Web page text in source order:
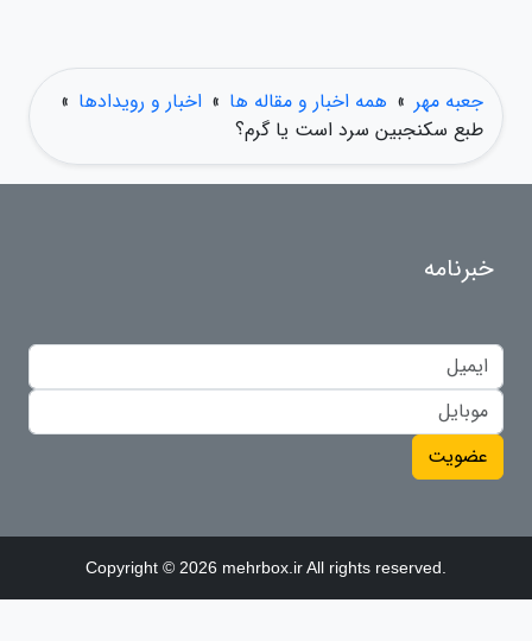
جعبه مهر » همه اخبار و مقاله ها » اخبار و رویدادها »
طبع سکنجبین سرد است یا گرم؟
خبرنامه
عضویت
Copyright © 2026 mehrbox.ir All rights reserved.